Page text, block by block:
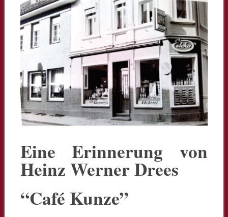
Eine Erinnerung von
Heinz Werner Drees
“Café Kunze”